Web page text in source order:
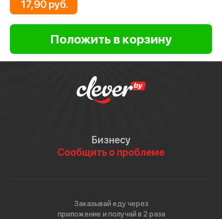
17,90 руб.
Бизнесу
Сообщить о проблеме
Заказывай еду через
приложение и получай в 2 раза